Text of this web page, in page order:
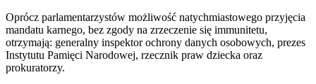
Oprócz parlamentarzystów możliwość natychmiastowego przyjęcia
mandatu karnego, bez zgody na zrzeczenie się immunitetu,
otrzymają: generalny inspektor ochrony danych osobowych, prezes
Instytutu Pamięci Narodowej, rzecznik praw dziecka oraz
prokuratorzy.